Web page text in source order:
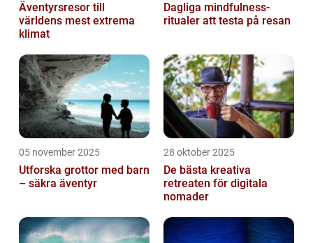
Äventyrsresor till
världens mest extrema
klimat
Dagliga mindfulness-
ritualer att testa på resan
05 november 2025
Utforska grottor med barn
– säkra äventyr
28 oktober 2025
De bästa kreativa
retreaten för digitala
nomader